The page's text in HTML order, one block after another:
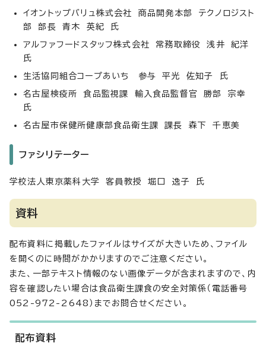
イオントップバリュ株式会社 商品開発本部 テクノロジスト
部 部長 青木 英紀 氏
アルファフードスタッフ株式会社 常務取締役 浅井 紀洋
氏
生活協同組合コープあいち 参与 平光 佐知子 氏
名古屋検疫所 食品監視課 輸入食品監督官 勝部 宗幸
氏
名古屋市保健所健康部食品衛生課 課長 森下 千恵美
ファシリテーター
学校法人東京薬科大学 客員教授 堀口 逸子 氏
資料
配布資料に掲載したファイルはサイズが大きいため、ファイル
を開くのに時間がかかりますのでご注意ください。
また、一部テキスト情報のない画像データが含まれますので、内
容を確認したい場合は食品衛生課食の安全対策係（電話番号
052-972-2648）までお問合せください。
配布資料